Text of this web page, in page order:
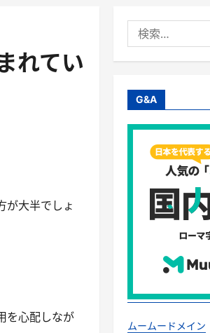
れてい
が大半でしょ
を心配しなが
索:
G&A
ムームードメイン